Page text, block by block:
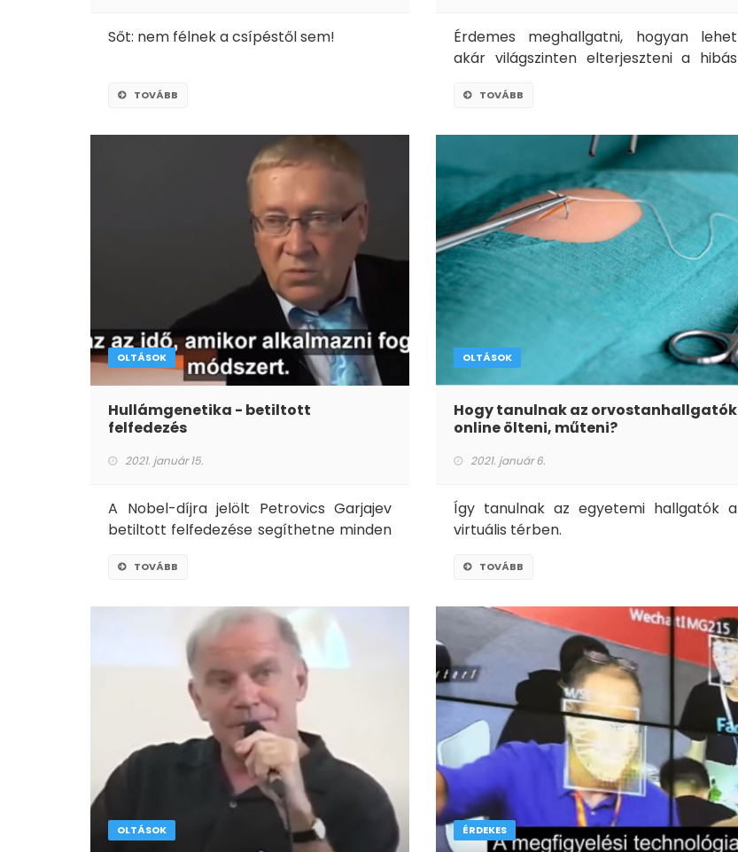
Sőt: nem félnek a csípéstől sem!
TOVÁBB
Érdemes meghallgatni, hogyan lehet
akár világszinten elterjeszteni a hibás
TOVÁBB
OLTÁSOK
Hullámgenetika - betiltott
felfedezés
2021. január 15.
A Nobel-díjra jelölt Petrovics Garjajev
betiltott felfedezése segíthetne minden
TOVÁBB
OLTÁSOK
Hogy tanulnak az orvostanhallgatók
online ölteni, műteni?
2021. január 6.
Így tanulnak az egyetemi hallgatók a
virtuális térben.
TOVÁBB
OLTÁSOK ÉRDEKES